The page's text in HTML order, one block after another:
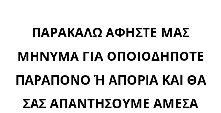
ΠΑΡΑΚΑΛΏ ΑΦΉΣΤΕ ΜΑΣ
ΜΉΝΥΜΑ ΓΙΑ ΟΠΟΙΟΔΉΠΟΤΕ
ΠΑΡΆΠΟΝΟ Ή ΑΠΟΡΊΑ ΚΑΙ ΘΑ Σ
ΑΣ ΑΠΑΝΤΉΣΟΥΜΕ ΆΜΕΣΑ Μ